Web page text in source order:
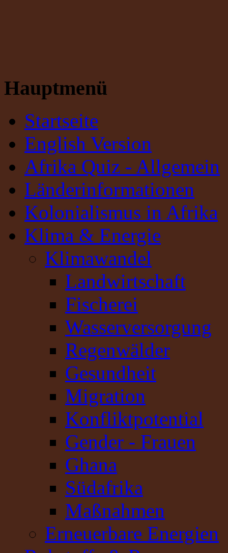
Hauptmenü
Startseite
English Version
Afrika Quiz - Allgemein
Länderinformationen
Kolonialismus in Afrika
Klima & Energie
Klimawandel
Landwirtschaft
Fischerei
Wasserversorgung
Regenwälder
Gesundheit
Migration
Konfliktpotential
Gender - Frauen
Ghana
Südafrika
Maßnahmen
Erneuerbare Energien